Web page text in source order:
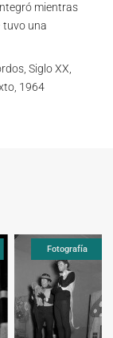
mientras
tuvo una
Siglo XX,
1964
Fotografía